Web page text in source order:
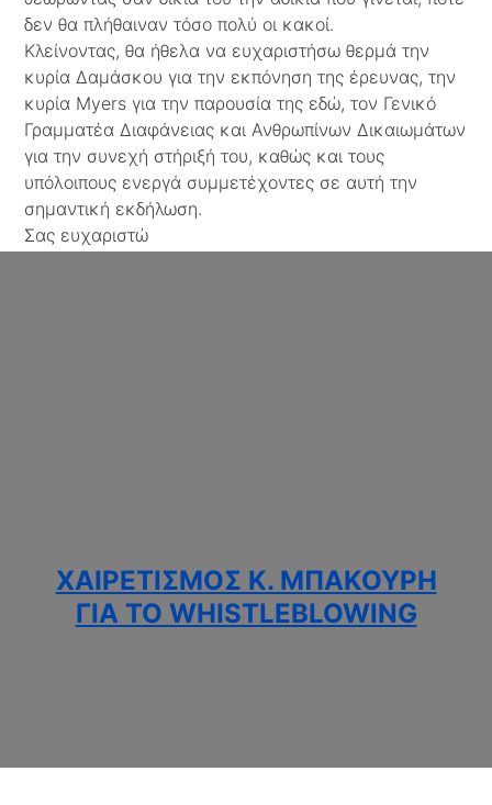
δεν θα πλήθαιναν τόσο πολύ οι κακοί.
Κλείνοντας, θα ήθελα να ευχαριστήσω θερμά την
κυρία Δαμάσκου για την εκπόνηση της έρευνας, την
κυρία Myers για την παρουσία της εδώ, τον Γενικό
Γραμματέα Διαφάνειας και Ανθρωπίνων Δικαιωμάτων
για την συνεχή στήριξή του, καθώς και τους
υπόλοιπους ενεργά συμμετέχοντες σε αυτή την
σημαντική εκδήλωση.
Σας ευχαριστώ
ΧΑΙΡΕΤΙΣΜΌΣ Κ. ΜΠΑΚΟΎΡΗ
ΓΙΑ ΤΟ WHISTLEBLOWING